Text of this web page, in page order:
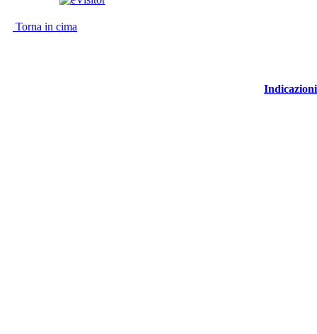
Indicazioni
Torna in cima